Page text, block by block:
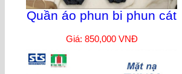
Quần áo phun bi phun cát
Giá: 850,000 VNĐ